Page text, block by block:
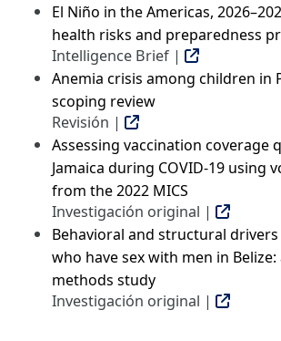
El Niño in the Americas,
health risks and preparedness
Intelligence Brief |
Anemia crisis among children in
scoping review
Revisión |
Assessing vaccination coverage
Jamaica during COVID-19 using
from the 2022 MICS
Investigación original |
Behavioral and structural
who have sex with men in Belize:
methods study
Investigación original |